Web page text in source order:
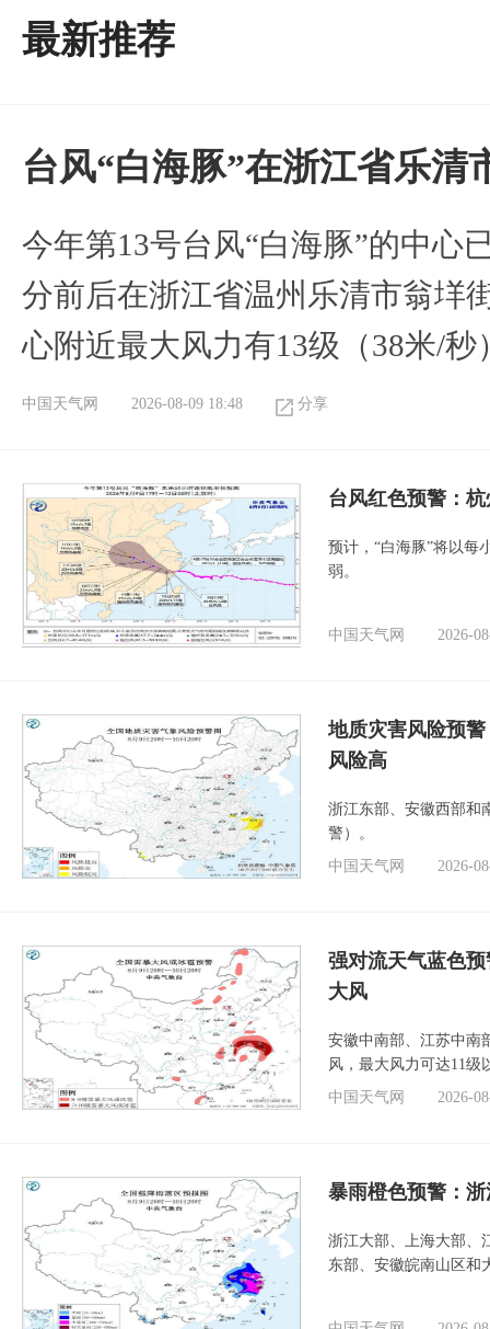
最新推荐
台风“白海豚”在浙江省乐清
今年第13号台风“白海豚”的中心
分前后在浙江省温州乐清市翁垟
心附近最大风力有13级（38米/秒
中国天气网 2026-08-09 18:48 分享
台风红色预警：
预计，“白海豚”将以每
弱。
中国天气网 2026-
地质灾害风险预
风险高
浙江东部、安徽西部和
警）。
中国天气网
2026-
强对流天气蓝色
大风
安徽中南部、江苏中南
风，最大风力可达11级
中国天气网
2026-
暴雨橙色预警：
浙江大部、上海大部、
东部、安徽皖南山区和